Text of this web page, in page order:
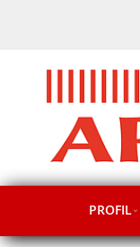
PROFIL